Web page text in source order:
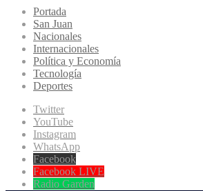
Portada
San Juan
Nacionales
Internacionales
Política y Economía
Tecnología
Deportes
Twitter
YouTube
Instagram
WhatsApp
Facebook
Facebook LIVE
Radio Garden